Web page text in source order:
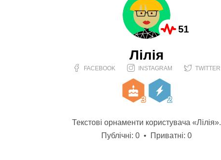
51
Лілія
FACEBOOK INSTAGRAM TWITTER
3 2
Текстові орнаменти користувача «Лілія».
Публічні: 0 • Приватні: 0